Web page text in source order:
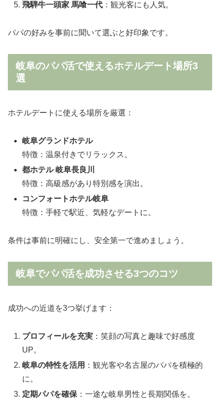
飛騨牛一頭家 馬喰一代 ：観光客にも人気。
パパの好みを事前に聞いて選ぶと好印象です。
岐阜のパパ活で使えるホテルデート場所3
選
ホテルデートに使える場所を厳選：
岐阜グランドホテル
特徴：温泉付きでリラックス。
都ホテル 岐阜長良川
特徴：高級感があり特別感を演出。
コンフォートホテル岐阜
特徴：手軽で駅近、気軽なデートに。
条件は事前に明確にし、安全第一で進めましょう。
岐阜でパパ活を成功させる3つのコツ
成功への近道を3つ挙げます：
プロフィールを充実 ：笑顔の写真と趣味で好感度
UP。
岐阜の特性を活用 ：観光客や名古屋のパパを積極的
に。
定期パパを確保 ：一途な岐阜男性と長期関係を。